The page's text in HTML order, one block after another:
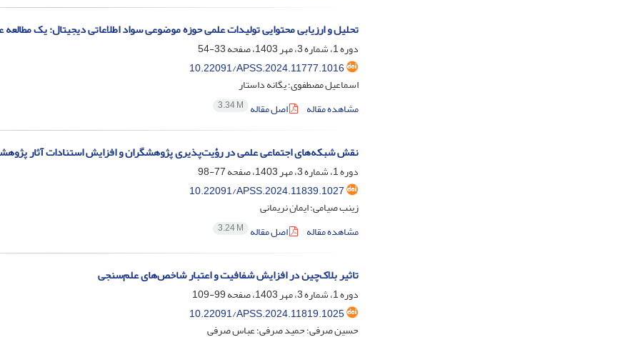
تحلیل و ارزیابی محتوایی تولیدات علمی حوزه موضوعی سواد اطلاعاتی دیجیتال: یک
دوره 1، شماره 3، مهر 1403، صفحه
33-54
10.22091/APSS.2024.11777.1016
اسماعیل مصطفوی؛ یگانه داستار
مشاهده مقاله
اصل مقاله 3.34 M
نقش شبکه‌های اجتماعی علمی در رؤیت‌پذیری پژوهشگران و افزایش استنادات آثار
دوره 1، شماره 3، مهر 1403، صفحه
77-98
10.22091/APSS.2024.11839.1027
زینب صیامی؛ ایمان نریمانی
مشاهده مقاله
اصل مقاله 3.24 M
تاثیر بلاک‌چین در افزایش شفافیت و اعتبار شاخص‌های علم‌سنجی
دوره 1، شماره 3، مهر 1403، صفحه
99-109
10.22091/APSS.2024.11819.1025
حسین صرفی؛ حمید صرفی؛ عباس صرفی